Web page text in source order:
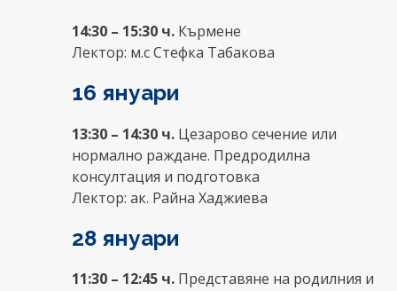
14:30 – 15:30 ч. Кърмене
Лектор: м.с Стефка Табакова
16 януари
13:30 – 14:30 ч. Цезарово сечение или
нормално раждане. Предродилна
консултация и подготовка
Лектор: ак. Райна Хаджиева
28 януари
11:30 – 12:45 ч. Представяне на родилния и